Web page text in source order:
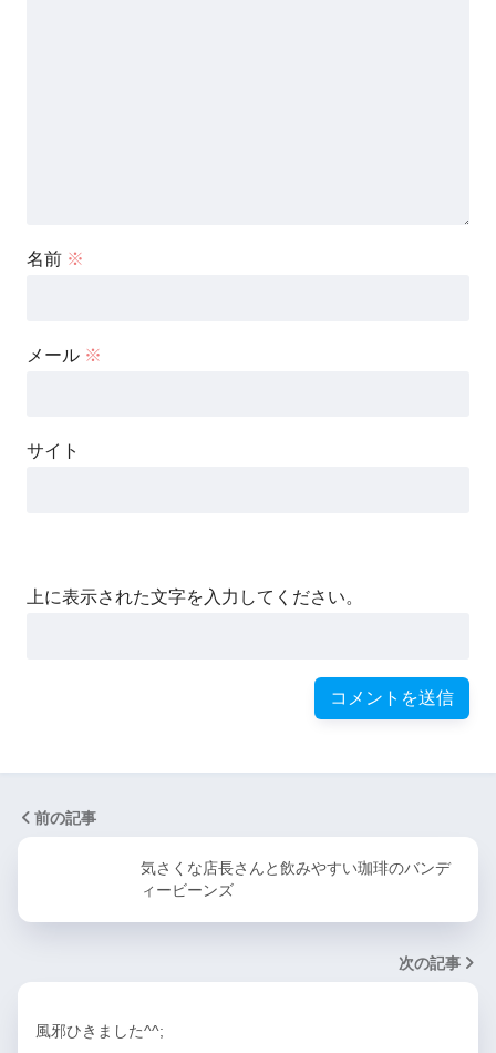
名前 ※
メール ※
サイト
上に表示された文字を入力してください。
前の記事
気さくな店長さんと飲みやすい珈琲のバンデ
ィービーンズ
次の記事
風邪ひきました^^;